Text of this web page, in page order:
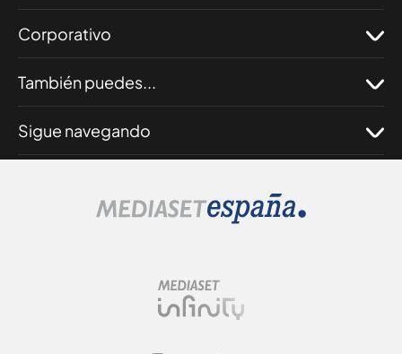
Corporativo
También puedes...
Sigue navegando